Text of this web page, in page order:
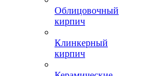
Облицовочный
кирпич
Клинкерный
кирпич